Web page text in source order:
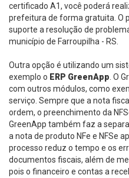
certificado A1, você poderá
prefeitura de forma gratuita. O
suporte a resolução de
município de Farroupilha - RS.
Outra opção é utilizando um
exemplo o ERP GreenApp . O
com outros módulos, como
serviço. Sempre que a nota
ordem, o preenchimento da
GreenApp também faz a
a nota de produto NFe e NFSe
processo reduz o tempo e os
documentos fiscais, além de
pois o financeiro e contas a